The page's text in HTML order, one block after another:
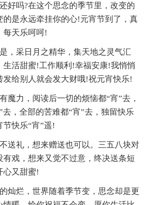
好吗?在这个思念的季节里，改变的
的是永远牵挂你的心!元宵节到了，真
每天乐呵呵!
，采日月之精华，集天地之灵气汇
生活甜蜜!工作顺利!幸福安康!我悄悄
发给别人就会发大财哦!祝元宵快乐!
魔力，阅读后一切的烦恼都“宵”去，
去，全部的苦难都“宵”去，独留快乐
快乐“宵”遥!
送礼，想来赠送也可以。三五八块对
有戏，想来又觉不过意，终决送条短
心又甜蜜!
灿烂，世界随着季节变，思念却是更